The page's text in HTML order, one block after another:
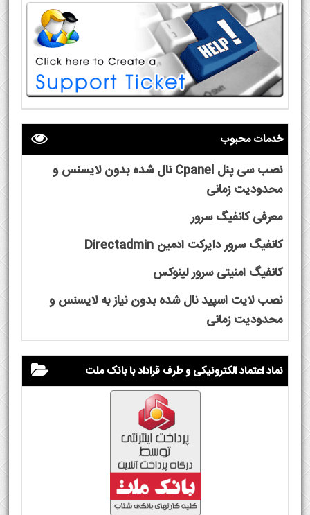
خدمات محبوب
نصب سی پنل Cpanel نال شده بدون لایسنس و
محدودیت زمانی
معرفی کانفیگ سرور
کانفیگ سرور دایرکت ادمین Directadmin
کانفیگ امنیتی سرور لینوکس
نصب لایت اسپید نال شده بدون نیاز به لایسنس و
محدودیت زمانی
نماد اعتماد الکترونیکی و طرف قراداد با بانک ملت